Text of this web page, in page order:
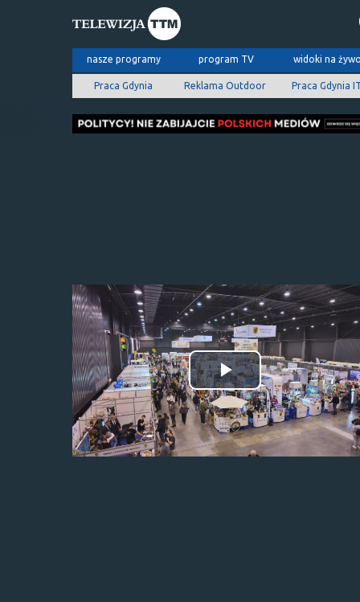
nasze programy program TV widoki na
Praca Gdynia Reklama Outdoor Praca Gdynia
Odtwórz
wideo